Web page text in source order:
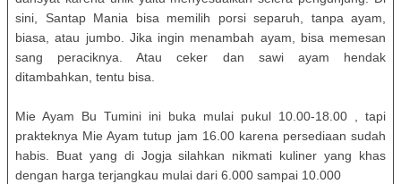
sini, Santap Mania bisa memilih porsi separuh, tanpa ayam,
biasa, atau jumbo. Jika ingin menambah ayam, bisa memesan
sang peraciknya. Atau ceker dan sawi ayam hendak
ditambahkan, tentu bisa.
Mie Ayam Bu Tumini ini buka mulai pukul 10.00-18.00 , tapi
prakteknya Mie Ayam tutup jam 16.00 karena persediaan sudah
habis. Buat yang di Jogja silahkan nikmati kuliner yang khas
dengan harga terjangkau mulai dari 6.000 sampai 10.000